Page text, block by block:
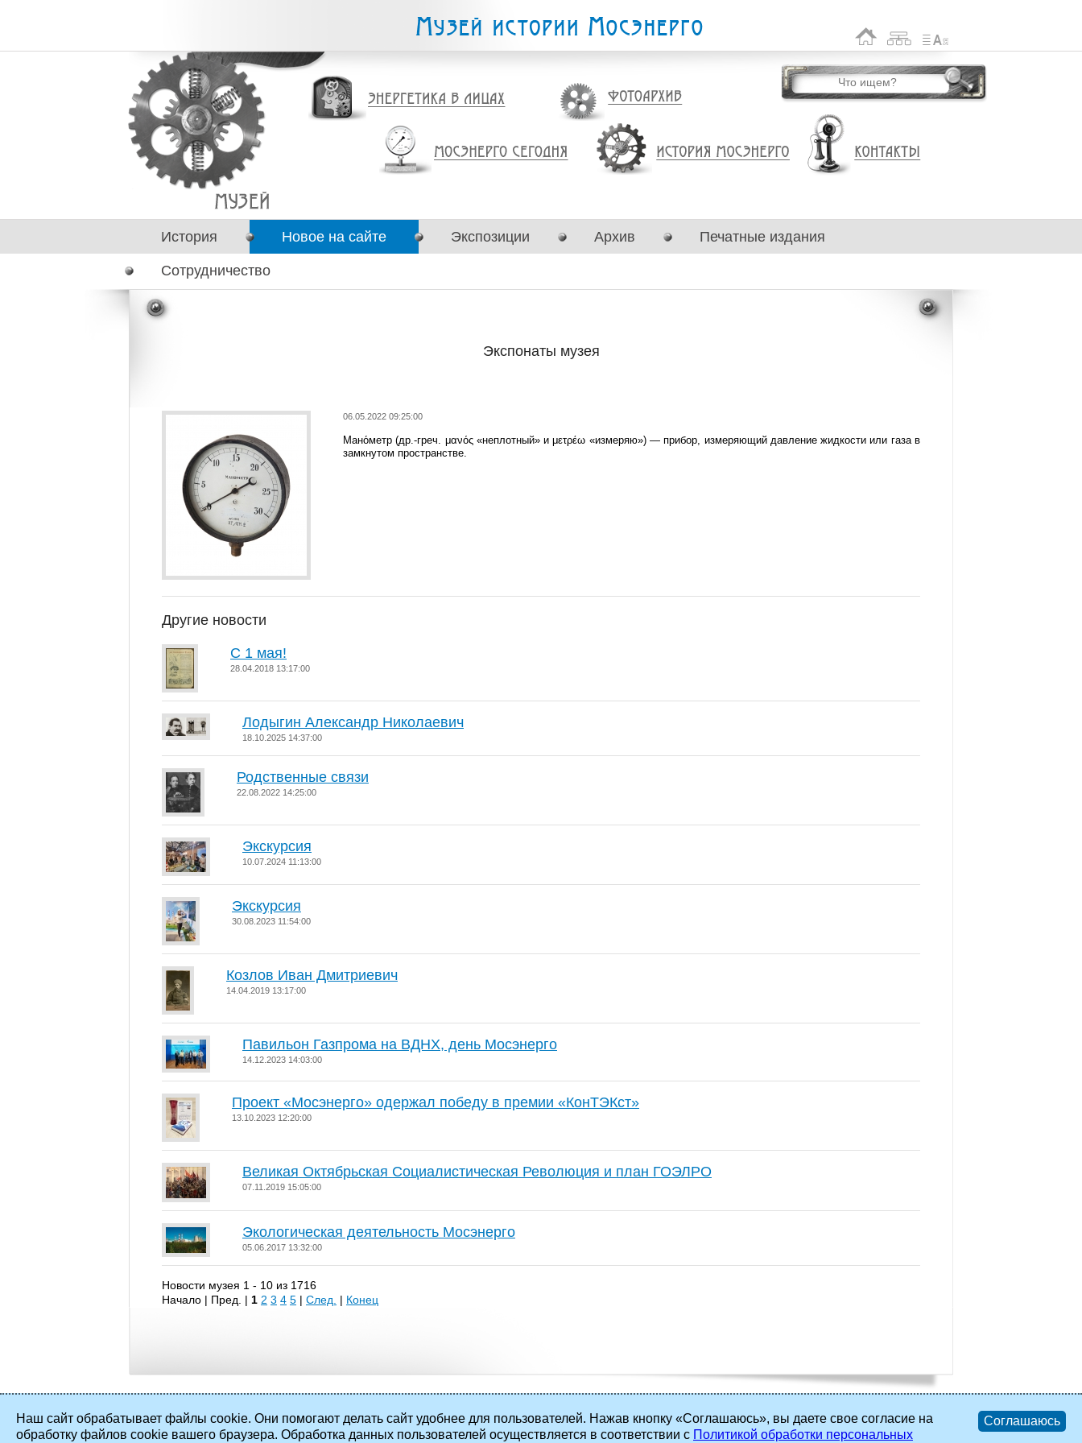
История Новое на сайте Экспозиции Архив Печатные издания
Сотрудничество
Экспонаты музея
06.05.2022 09:25:00
Мано́метр (др.-греч. μανός «неплотный» и μετρέω «измеряю») — прибор, измеряющий давление жидкости или газа в
замкнутом пространстве.
Другие новости
С 1 мая!
28.04.2018 13:17:00
Лодыгин Александр Николаевич
18.10.2025 14:37:00
Родственные связи
22.08.2022 14:25:00
Экскурсия
10.07.2024 11:13:00
Экскурсия
30.08.2023 11:54:00
Козлов Иван Дмитриевич
14.04.2019 13:17:00
Павильон Газпрома на ВДНХ, день Мосэнерго
14.12.2023 14:03:00
Проект «Мосэнерго» одержал победу в премии «КонТЭКст»
13.10.2023 12:20:00
Великая Октябрьская Социалистическая Революция и план ГОЭЛРО
07.11.2019 15:05:00
Экологическая деятельность Мосэнерго
05.06.2017 13:32:00
Новости музея 1 - 10 из 1716
Начало | Пред. | 1 2 3 4 5 | След. | Конец
Наш сайт обрабатывает файлы cookie. Они помогают делать сайт удобнее для пользователей. Нажав кнопку «Соглашаюсь», вы даете свое согласие на
обработку файлов cookie вашего браузера. Обработка данных пользователей осуществляется в соответствии с Политикой обработки персональных
Соглашаюсь